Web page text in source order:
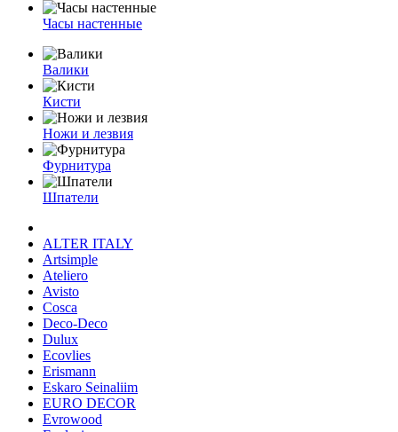
Часы настенные
Валики
Кисти
Ножи и лезвия
Фурнитура
Шпатели
ALTER ITALY
Artsimple
Ateliero
Avisto
Cosca
Deco-Deco
Dulux
Ecovlies
Erismann
Eskaro Seinaliim
EURO DECOR
Evrowood